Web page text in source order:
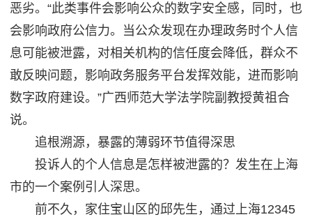
恶劣。“此类事件会影响公众的数字安全感，同时，也
会影响政府公信力。当公众发现在办理政务时个人信
息可能被泄露，对相关机构的信任度会降低，群众不
敢反映问题，影响政务服务平台发挥效能，进而影响
数字政府建设。”广西师范大学法学院副教授黄祖合
说。
追根溯源，暴露的薄弱环节值得深思
投诉人的个人信息是怎样被泄露的？发生在上海
市的一个案例引人深思。
前不久，家住宝山区的邱先生，通过上海12345